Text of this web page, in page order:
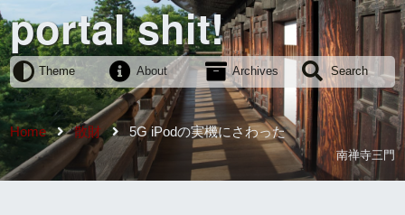
portal shit!
Theme About Archives Search
Home 散財 5G iPodの実機にさわった
南禅寺三門